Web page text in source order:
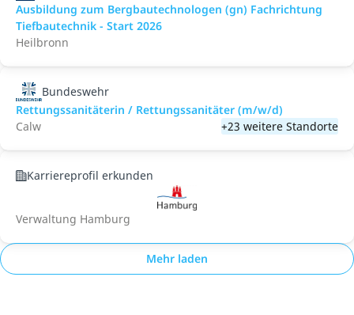
Ausbildung zum Bergbautechnologen (gn) Fachrichtung
Tiefbautechnik - Start 2026
Heilbronn
Bundeswehr
Rettungssanitäterin / Rettungssanitäter (m/w/d)
Calw
+23 weitere Standorte
Karriereprofil erkunden
Verwaltung Hamburg
Mehr laden